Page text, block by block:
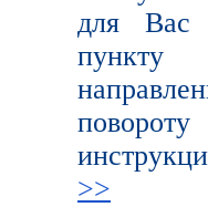
для Вас
пункту
>>